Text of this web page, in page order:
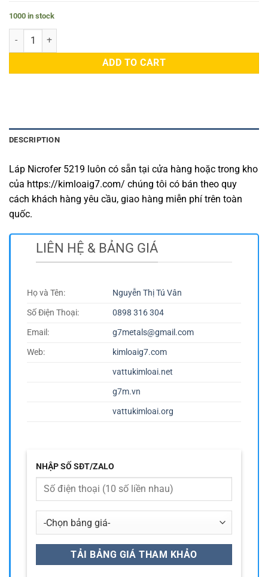
1000 in stock
Láp Nicrofer 5219 quantity
ADD TO CART
DESCRIPTION
Láp Nicrofer 5219 luôn có sẵn tại cửa hàng hoặc trong kho
của https://kimloaig7.com/ chúng tôi có bán theo quy
cách khách hàng yêu cầu, giao hàng miễn phí trên toàn
quốc.
LIÊN HỆ & BẢNG GIÁ
Họ và Tên:
Nguyễn Thị Tú Vân
Số Điện Thoại:
0898 316 304
Email:
g7metals@gmail.com
Web:
kimloaig7.com
vattukimloai.net
g7m.vn
vattukimloai.org
NHẬP SỐ SĐT/ZALO